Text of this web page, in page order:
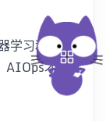
学习和神经
AIOps才能